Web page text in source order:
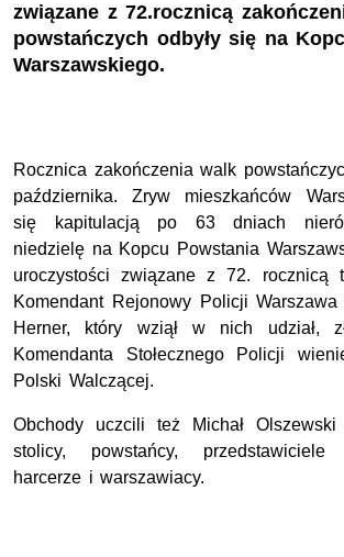
związane z 72.rocznicą
powstańczych odbyły się na
Warszawskiego.
Rocznica zakończenia walk
października. Zryw mieszkańców
się kapitulacją po 63 dniach
niedzielę na Kopcu Powstania
uroczystości związane z 72. rocznicą
Komendant Rejonowy Policji Warszawa
Herner, który wziął w nich udział,
Komendanta Stołecznego Policji
Polski Walczącej.
Obchody uczcili też Michał
stolicy, powstańcy,
harcerze i warszawiacy.